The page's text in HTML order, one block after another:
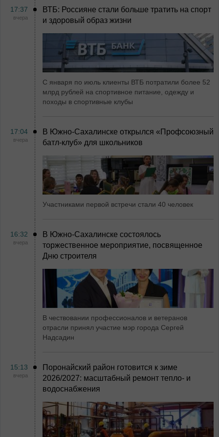
17:37
вчера
ВТБ: Россияне стали больше тратить на спорт
и здоровый образ жизни
С января по июль клиенты ВТБ потратили более 52
млрд рублей на спортивное питание, одежду и
походы в спортивные клубы
17:04
вчера
В Южно-Сахалинске открылся «Профсоюзный
батл-клуб» для школьников
Участниками первой встречи стали 40 человек
16:32
вчера
В Южно-Сахалинске состоялось
торжественное мероприятие, посвященное
Дню строителя
В чествовании профессионалов и ветеранов
отрасли принял участие мэр города Сергей
Надсадин
15:13
вчера
Поронайский район готовится к зиме
2026/2027: масштабный ремонт тепло- и
водоснабжения